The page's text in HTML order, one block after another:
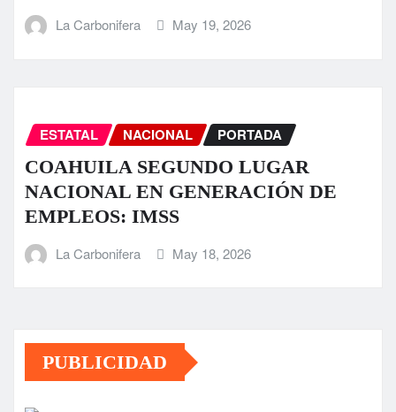
La Carbonifera May 19, 2026
ESTATAL NACIONAL PORTADA
COAHUILA SEGUNDO LUGAR
NACIONAL EN GENERACIÓN DE
EMPLEOS: IMSS
La Carbonifera May 18, 2026
PUBLICIDAD